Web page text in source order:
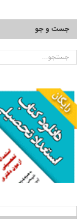
جست و جو
جستجو